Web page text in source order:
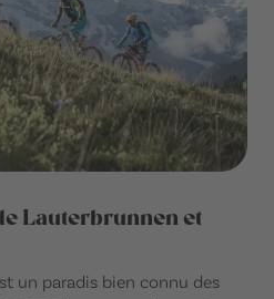
Lauterbrunnen et
un paradis bien connu des